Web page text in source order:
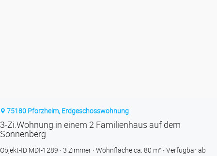
75180 Pforzheim, Erdgeschosswohnung
3-Zi.Wohnung in einem 2 Familienhaus auf dem
Sonnenberg
Objekt-ID MDI-1289 3 Zimmer Wohnfläche ca. 80 m² Verfügbar ab